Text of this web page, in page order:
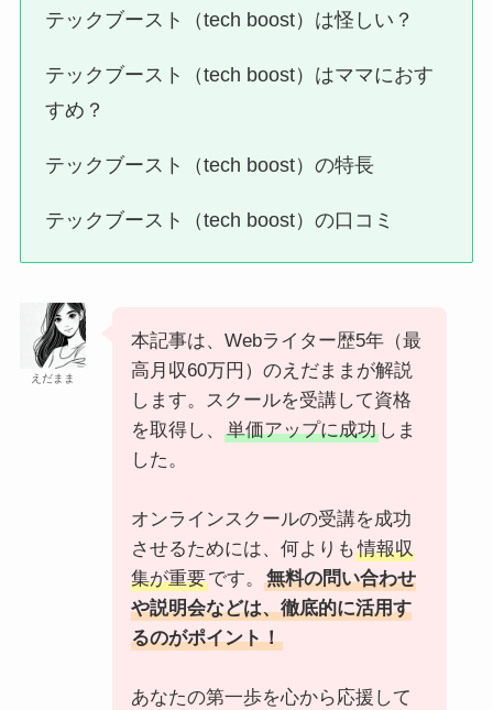
テックブースト（tech boost）は怪しい？
テックブースト（tech boost）はママにおす
すめ？
テックブースト（tech boost）の特長
テックブースト（tech boost）の口コミ
えだまま
本記事は、Webライター歴5年（最
高月収60万円）のえだままが解説
します。スクールを受講して資格
を取得し、
単価アップに成功しま
した。
オンラインスクールの受講を成功
させるためには、何よりも 情報収
集が重要です。
無料の問い合わせ
や説明会などは、徹底的に活用す
るのがポイント！
あなたの第一歩を心から応援して